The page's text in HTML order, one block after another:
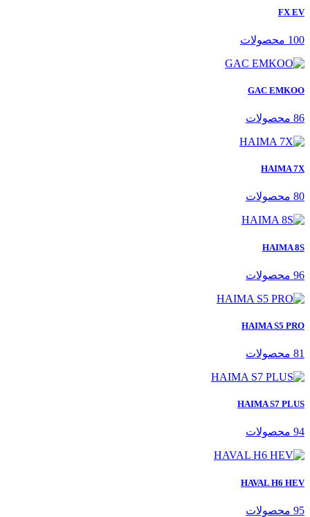
FX EV
100 محصولات
GAC EMKOO
86 محصولات
HAIMA 7X
80 محصولات
HAIMA 8S
96 محصولات
HAIMA S5 PRO
81 محصولات
HAIMA S7 PLUS
94 محصولات
HAVAL H6 HEV
95 محصولات